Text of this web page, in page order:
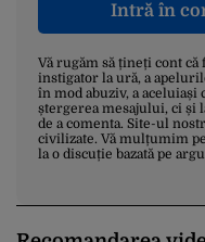
Intră în
Vă rugăm să țineți cont
instigator la ură, a
în mod abuziv, a
ștergerea mesajului, ci și
de a comenta. Site-ul
civilizate. Vă mulțumim
la o discuție bazată pe